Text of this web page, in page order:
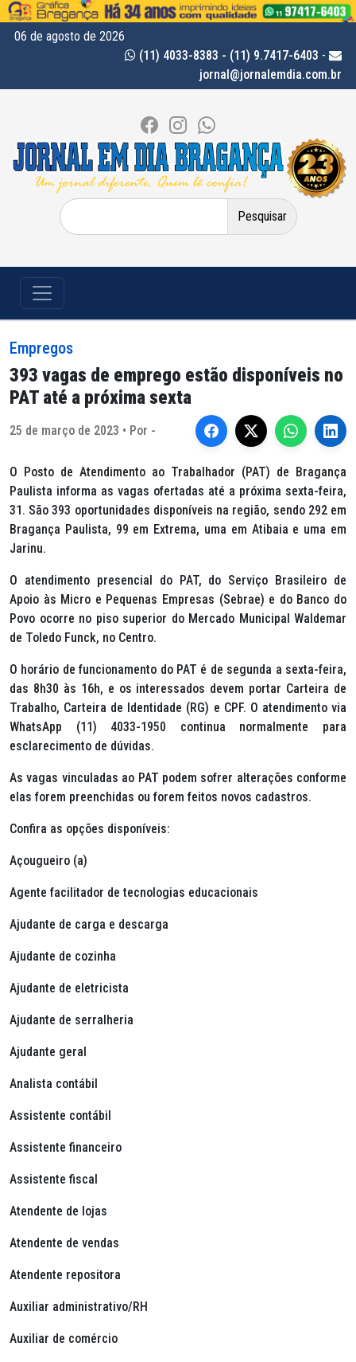
06 de agosto de 2026
(11) 4033-8383 - (11) 9.7417-6403 -
jornal@jornalemdia.com.br
Pesquisar
por:
Empregos
393 vagas de emprego estão disponíveis no
PAT até a próxima sexta
25 de março de 2023 • Por -
O Posto de Atendimento ao Trabalhador (PAT) de Bragança
Paulista informa as vagas ofertadas até a próxima sexta-feira,
31. São 393 oportunidades disponíveis na região, sendo 292 em
Bragança Paulista, 99 em Extrema, uma em Atibaia e uma em
Jarinu.
O atendimento presencial do PAT, do Serviço Brasileiro de
Apoio às Micro e Pequenas Empresas (Sebrae) e do Banco do
Povo ocorre no piso superior do Mercado Municipal Waldemar
de Toledo Funck, no Centro.
O horário de funcionamento do PAT é de segunda a sexta-feira,
das 8h30 às 16h, e os interessados devem portar Carteira de
Trabalho, Carteira de Identidade (RG) e CPF. O atendimento via
WhatsApp (11) 4033-1950 continua normalmente para
esclarecimento de dúvidas.
As vagas vinculadas ao PAT podem sofrer alterações conforme
elas forem preenchidas ou forem feitos novos cadastros.
Confira as opções disponíveis:
Açougueiro (a)
Agente facilitador de tecnologias educacionais
Ajudante de carga e descarga
Ajudante de cozinha
Ajudante de eletricista
Ajudante de serralheria
Ajudante geral
Analista contábil
Assistente contábil
Assistente financeiro
Assistente fiscal
Atendente de lojas
Atendente de vendas
Atendente repositora
Auxiliar administrativo/RH
Auxiliar de comércio